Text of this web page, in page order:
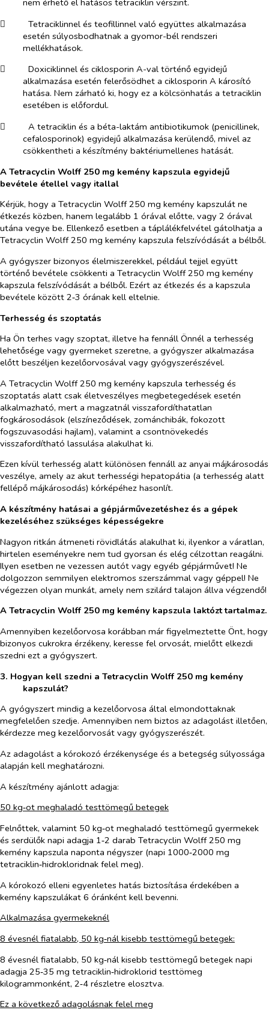
​
Tetraciklinnel és teofillinnel való együttes alkalmazása
esetén súlyosbodhatnak a gyomor-bél rendszeri
mellékhatások.
​
Doxiciklinnel és ciklosporin A-val történő egyidejű
alkalmazása esetén felerősödhet a ciklosporin A károsító
hatása. Nem zárható ki, hogy ez a kölcsönhatás a tetraciklin
esetében is előfordul.
​
A tetraciklin és a béta-laktám antibiotikumok (penicillinek,
cefalosporinok) egyidejű alkalmazása kerülendő, mivel az
csökkentheti a készítmény baktériumellenes hatását.
A Tetracyclin Wolff 250 mg kemény kapszula egyidejű
bevétele étellel vagy itallal
Kérjük, hogy a Tetracyclin Wolff 250 mg kemény kapszulát ne
étkezés közben, hanem legalább 1 órával előtte, vagy 2 órával
utána vegye be. Ellenkező esetben a táplálékfelvétel gátolhatja a
Tetracyclin Wolff 250 mg kemény kapszula felszívódását a bélből.
A gyógyszer bizonyos élelmiszerekkel, például tejjel együtt
történő bevétele csökkenti a Tetracyclin Wolff 250 mg kemény
kapszula felszívódását a bélből. Ezért az étkezés és a kapszula
bevétele között 2‑3 órának kell eltelnie.
Terhesség és szoptatás
Ha Ön terhes vagy szoptat, illetve ha fennáll Önnél a terhesség
lehetősége vagy gyermeket szeretne, a gyógyszer alkalmazása
előtt beszéljen kezelőorvosával vagy gyógyszerészével.
A Tetracyclin Wolff 250 mg kemény kapszula terhesség és
szoptatás alatt csak életveszélyes megbetegedések esetén
alkalmazható, mert a magzatnál visszafordíthatatlan
fogkárosodások (elszíneződések, zománchibák, fokozott
fogszuvasodási hajlam), valamint a csontnövekedés
visszafordítható lassulása alakulhat ki.
Ezen kívül terhesség alatt különösen fennáll az anyai májkárosodás
veszélye, amely az akut terhességi hepatopátia (a terhesség alatt
fellépő májkárosodás) kórképéhez hasonlít.
A készítmény hatásai a gépjárművezetéshez és a gépek
kezeléséhez szükséges képességekre
Nagyon ritkán átmeneti rövidlátás alakulhat ki, ilyenkor a váratlan,
hirtelen eseményekre nem tud gyorsan és elég célzottan reagálni.
Ilyen esetben ne vezessen autót vagy egyéb gépjárművet! Ne
dolgozzon semmilyen elektromos szerszámmal vagy géppel! Ne
végezzen olyan munkát, amely nem szilárd talajon állva végzendő!
A Tetracyclin Wolff 250 mg kemény kapszula laktózt tartalmaz.
Amennyiben kezelőorvosa korábban már figyelmeztette Önt, hogy
bizonyos cukrokra érzékeny, keresse fel orvosát, mielőtt elkezdi
szedni ezt a gyógyszert.
3. Hogyan kell szedni a Tetracyclin Wolff 250 mg kemény
kapszulát?
A gyógyszert mindig a kezelőorvosa által elmondottaknak
megfelelően szedje. Amennyiben nem biztos az adagolást illetően,
kérdezze meg kezelőorvosát vagy gyógyszerészét.
Az adagolást a kórokozó érzékenysége és a betegség súlyossága
alapján kell meghatározni.
A készítmény ajánlott adagja:
50 kg‑ot meghaladó testtömegű betegek
Felnőttek, valamint 50 kg‑ot meghaladó testtömegű gyermekek
és serdülők napi adagja 1‑2 darab Tetracyclin Wolff 250 mg
kemény kapszula naponta négyszer (napi 1000‑2000 mg
tetraciklin‑hidrokloridnak felel meg).
A kórokozó elleni egyenletes hatás biztosítása érdekében a
kemény kapszulákat 6 óránként kell bevenni.
Alkalmazása gyermekeknél
8 évesnél fiatalabb, 50 kg‑nál kisebb testtömegű betegek:
8 évesnél fiatalabb, 50 kg‑nál kisebb testtömegű betegek napi
adagja 25‑35 mg tetraciklin‑hidroklorid testtömeg
kilogrammonként, 2‑4 részletre elosztva.
Ez a következő adagolásnak felel meg